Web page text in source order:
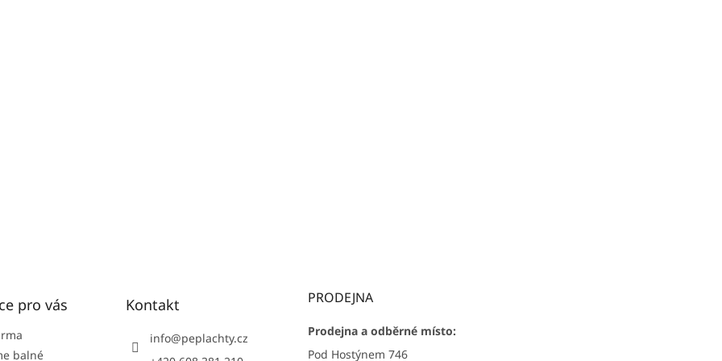
pro vás
balné
Kontakt
info@peplachty.cz
PRODEJNA
Prodejna a odběrné místo:
Pod Hostýnem 746